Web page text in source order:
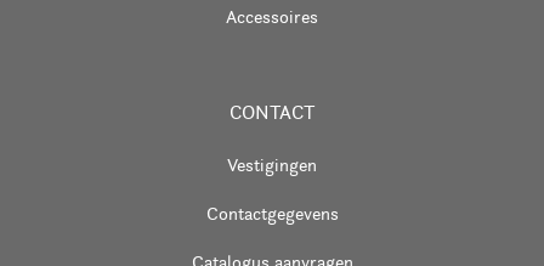
Accessoires
CONTACT
Vestigingen
Contactgegevens